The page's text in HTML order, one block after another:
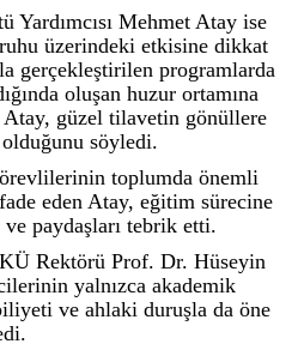
Yardımcısı Mehmet Atay ise
üzerindeki etkisine dikkat
gerçekleştirilen programlarda
oluşan huzur ortamına
Atay, güzel tilavetin gönüllere
söyledi.
toplumda önemli
eden Atay, eğitim sürecine
ve paydaşları tebrik etti.
Rektörü Prof. Dr. Hüseyin
yalnızca akademik
ve ahlaki duruşla da öne